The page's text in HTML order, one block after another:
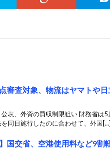
審査対象、物流はヤマトや
表、外資の買収制限狙い 財務省は
同日施行したのに合わせて、外国[…]
国交省、空港使用料など9割